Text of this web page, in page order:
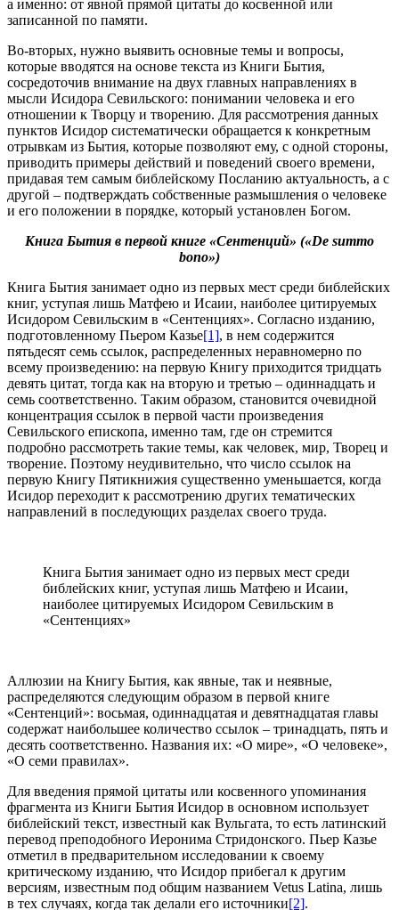
а именно: от явной прямой цитаты до косвенной или
записанной по памяти.
Во-вторых, нужно выявить основные темы и вопросы,
которые вводятся на основе текста из Книги Бытия,
сосредоточив внимание на двух главных направлениях в
мысли Исидора Севильского: понимании человека и его
отношении к Творцу и творению. Для рассмотрения данных
пунктов Исидор систематически обращается к конкретным
отрывкам из Бытия, которые позволяют ему, с одной стороны,
приводить примеры действий и поведений своего времени,
придавая тем самым библейскому Посланию актуальность, а с
другой – подтверждать собственные размышления о человеке
и его положении в порядке, который установлен Богом.
Книга Бытия в первой книге «Сентенций» («De summo
bono»)
Книга Бытия занимает одно из первых мест среди библейских
книг, уступая лишь Матфею и Исаии, наиболее цитируемых
Исидором Севильским в «Сентенциях». Согласно изданию,
подготовленному Пьером Казье[1], в нем содержится
пятьдесят семь ссылок, распределенных неравномерно по
всему произведению: на первую Книгу приходится тридцать
девять цитат, тогда как на вторую и третью – одиннадцать и
семь соответственно. Таким образом, становится очевидной
концентрация ссылок в первой части произведения
Севильского епископа, именно там, где он стремится
подробно рассмотреть такие темы, как человек, мир, Творец и
творение. Поэтому неудивительно, что число ссылок на
первую Книгу Пятикнижия существенно уменьшается, когда
Исидор переходит к рассмотрению других тематических
направлений в последующих разделах своего труда.
Книга Бытия занимает одно из первых мест среди
библейских книг, уступая лишь Матфею и Исаии,
наиболее цитируемых Исидором Севильским в
«Сентенциях»
Аллюзии на Книгу Бытия, как явные, так и неявные,
распределяются следующим образом в первой книге
«Сентенций»: восьмая, одиннадцатая и девятнадцатая главы
содержат наибольшее количество ссылок – тринадцать, пять и
десять соответственно. Названия их: «О мире», «О человеке»,
«О семи правилах».
Для введения прямой цитаты или косвенного упоминания
фрагмента из Книги Бытия Исидор в основном использует
библейский текст, известный как Вульгата, то есть латинский
перевод преподобного Иеронима Стридонского. Пьер Казье
отметил в предварительном исследовании к своему
критическому изданию, что Исидор прибегал к другим
версиям, известным под общим названием Vetus Latina, лишь
в тех случаях, когда так делали его источники[2].